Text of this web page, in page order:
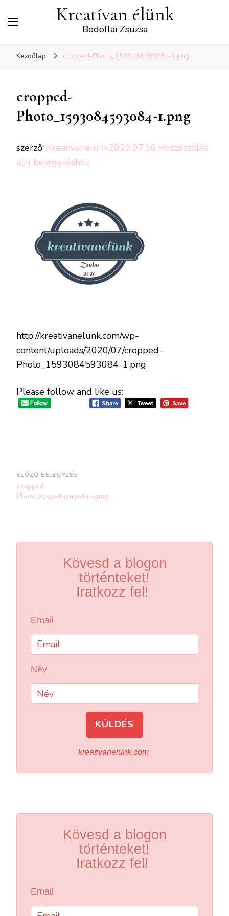
Kreatívan élünk
Bodollai Zsuzsa
Kezdőlap cropped-Photo_1593084593084-1.png
cropped-
Photo_1593084593084-1.png
szerző: Kreativanelunk2020.07.16.Hozzászólás
a(z) cropped-
bejegyzéshez
http://kreativanelunk.com/wp-
content/uploads/2020/07/cropped-
Photo_1593084593084-1.png
Please follow and like us:
Bejegyzések
navigációja
ELŐZŐ BEJEGYZÉS
cropped-
Photo_1593084593084-1.png
Kövesd a blogon
történteket!
Iratkozz fel!
Email
Név
KÜLDÉS
kreativanelunk.com
Kövesd a blogon
történteket!
Iratkozz fel!
Email